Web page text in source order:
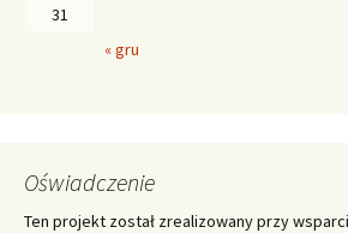
31
« gru
Oświadczenie
Ten projekt został zrealizowany przy